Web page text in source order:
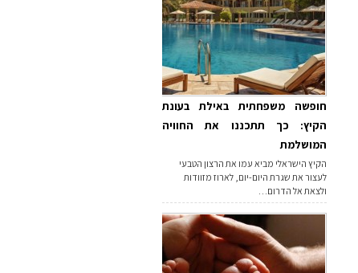
חופשה משפחתית באילת בעונת
הקיץ: כך תתכננו את החוויה
המושלמת
הקיץ הישראלי מביא עמו את הרצון הטבעי
לעצור את שגרת היום-יום, לארוז מזוודות
ולצאת אל הדרום…